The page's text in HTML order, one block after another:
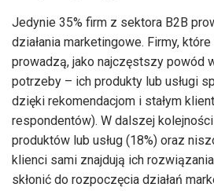
Jedynie 35% firm z sektora B2B
działania marketingowe. Firmy,
prowadzą, jako najczęstszy powód
potrzeby – ich produkty lub usługi
dzięki rekomendacjom i stałym
respondentów). W dalszej
produktów lub usług (18%) oraz
klienci sami znajdują ich rozwiązania
skłonić do rozpoczęcia działań